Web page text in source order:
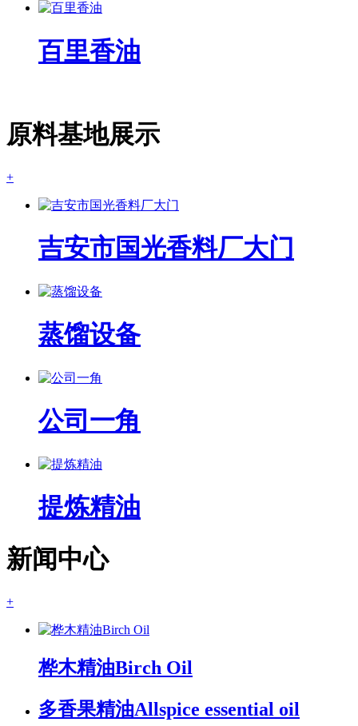
百里香油
原料基地展示
+
吉安市国光香料厂大门
蒸馏设备
公司一角
提炼精油
新闻中心
+
桦木精油Birch Oil
多香果精油Allspice essential oil